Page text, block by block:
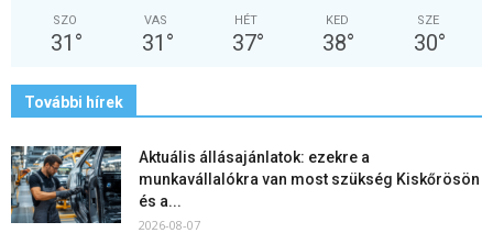
SZO
31 °
VAS
31 °
HÉT
37°
KED
38°
SZE
30°
További hírek
Aktuális állásajánlatok: ezekre a
munkavállalókra van most szükség Kiskőrösön
és a...
2026-08-07